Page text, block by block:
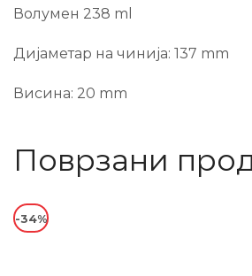
Волумен 238 ml
Дијаметар на чинија: 137 mm
Висина: 20 mm
Поврзани
-34%